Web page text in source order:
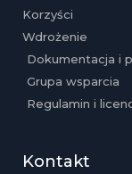
Korzyści
Wdrożenie
Dokumentacja i
Grupa wsparcia
Regulamin i
Kontakt